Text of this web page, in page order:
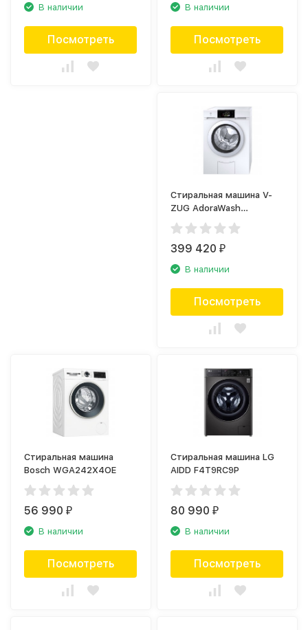
В наличии
Посмотреть
В наличии
Посмотреть
Стиральная машина V-
ZUG AdoraWash
AW4TOHCL
399 420₽
В наличии
Посмотреть
Стиральная машина
Bosch WGA242X4OE
56 990₽
В наличии
Посмотреть
Стиральная машина LG
AIDD F4T9RC9P
80 990₽
В наличии
Посмотреть